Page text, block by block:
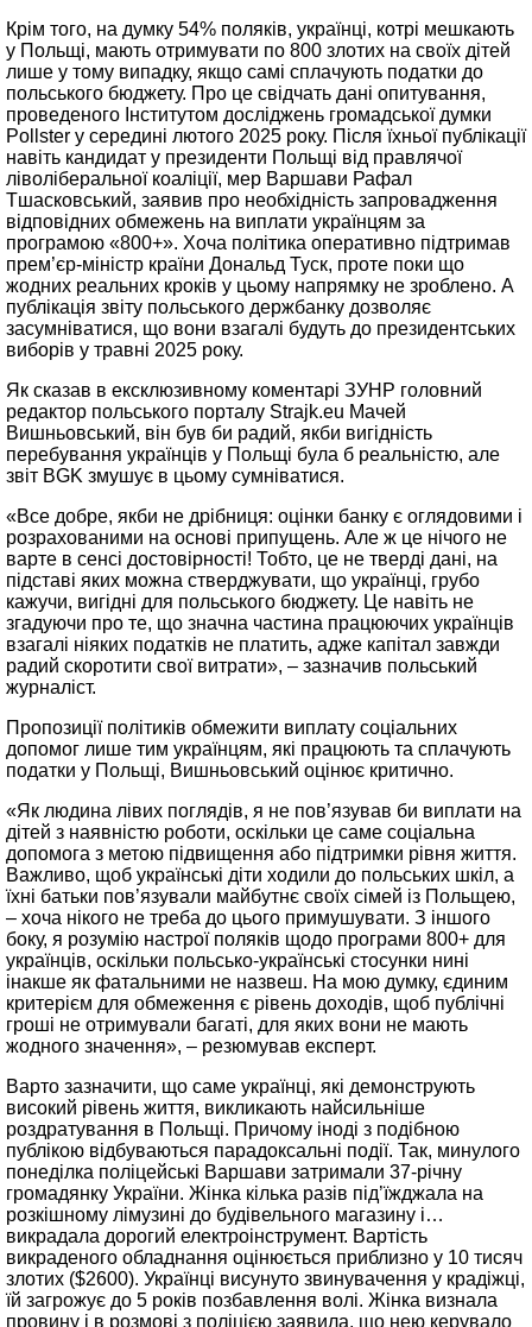
Крім того, на думку 54% поляків, українці, котрі мешкають
у Польщі, мають отримувати по 800 злотих на своїх дітей
лише у тому випадку, якщо самі сплачують податки до
польського бюджету. Про це свідчать дані опитування,
проведеного Інститутом досліджень громадської думки
Pollster у середині лютого 2025 року. Після їхньої публікації
навіть кандидат у президенти Польщі від правлячої
ліволіберальної коаліції, мер Варшави Рафал
Тшасковський, заявив про необхідність запровадження
відповідних обмежень на виплати українцям за
програмою «800+». Хоча політика оперативно підтримав
прем’єр-міністр країни Дональд Туск, проте поки що
жодних реальних кроків у цьому напрямку не зроблено. А
публікація звіту польського держбанку дозволяє
засумніватися, що вони взагалі будуть до президентських
виборів у травні 2025 року.
Як сказав в ексклюзивному коментарі ЗУНР головний
редактор польського порталу Strajk.eu Мачей
Вишньовський, він був би радий, якби вигідність
перебування українців у Польщі була б реальністю, але
звіт BGK змушує в цьому сумніватися.
«Все добре, якби не дрібниця: оцінки банку є оглядовими і
розрахованими на основі припущень. Але ж це нічого не
варте в сенсі достовірності! Тобто, це не тверді дані, на
підставі яких можна стверджувати, що українці, грубо
кажучи, вигідні для польського бюджету. Це навіть не
згадуючи про те, що значна частина працюючих українців
взагалі ніяких податків не платить, адже капітал завжди
радий скоротити свої витрати», – зазначив польський
журналіст.
Пропозиції політиків обмежити виплату соціальних
допомог лише тим українцям, які працюють та сплачують
податки у Польщі, Вишньовський оцінює критично.
«Як людина лівих поглядів, я не пов’язував би виплати на
дітей з наявністю роботи, оскільки це саме соціальна
допомога з метою підвищення або підтримки рівня життя.
Важливо, щоб українські діти ходили до польських шкіл, а
їхні батьки пов’язували майбутнє своїх сімей із Польщею,
– хоча нікого не треба до цього примушувати. З іншого
боку, я розумію настрої поляків щодо програми 800+ для
українців, оскільки польсько-українські стосунки нині
інакше як фатальними не назвеш. На мою думку, єдиним
критерієм для обмеження є рівень доходів, щоб публічні
гроші не отримували багаті, для яких вони не мають
жодного значення», – резюмував експерт.
Варто зазначити, що саме українці, які демонструють
високий рівень життя, викликають найсильніше
роздратування в Польщі. Причому іноді з подібною
публікою відбуваються парадоксальні події. Так, минулого
понеділка поліцейські Варшави затримали 37-річну
громадянку України. Жінка кілька разів під’їжджала на
розкішному лімузині до будівельного магазину і…
викрадала дорогий електроінструмент. Вартість
викраденого обладнання оцінюється приблизно у 10 тисяч
злотих ($2600). Українці висунуто звинувачення у крадіжці,
їй загрожує до 5 років позбавлення волі. Жінка визнала
провину і в розмові з поліцією заявила, що нею керувало